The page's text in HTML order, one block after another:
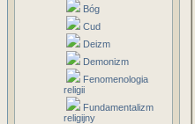
Bóg
Cud
Deizm
Demonizm
Fenomenologia
religii
Fundamentalizm
religijny